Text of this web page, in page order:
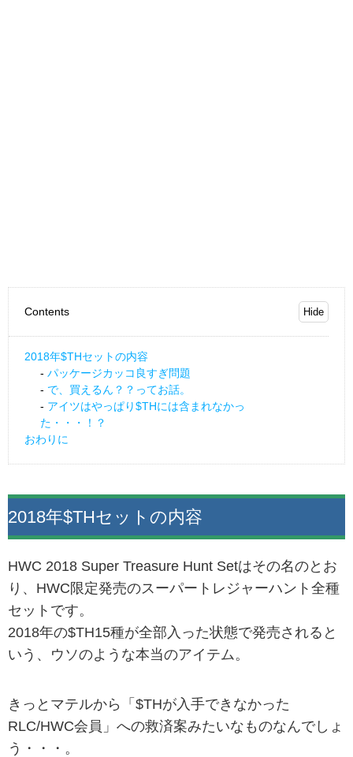
Contents
2018年$THセットの内容
パッケージカッコ良すぎ問題
で、買えるん？？ってお話。
アイツはやっぱり$THには含まれなかっ
た・・・！？
おわりに
2018年$THセットの内容
HWC 2018 Super Treasure Hunt Setはその名のとお
り、HWC限定発売のスーパートレジャーハント全種
セットです。
2018年の$TH15種が全部入った状態で発売されると
いう、ウソのような本当のアイテム。
きっとマテルから「$THが入手できなかった
RLC/HWC会員」への救済案みたいなものなんでしょ
う・・・。